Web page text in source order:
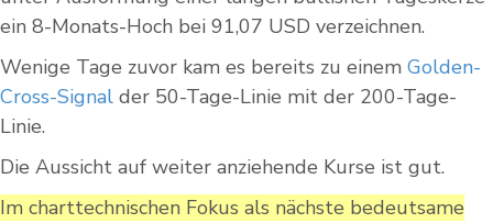
ein 8-Monats-Hoch bei 91,07 USD verzeichnen.
Wenige Tage zuvor kam es bereits zu einem Golden-
Cross-Signal der 50-Tage-Linie mit der 200-Tage-
Linie.
Die Aussicht auf weiter anziehende Kurse ist gut.
Im charttechnischen Fokus als nächste bedeutsame